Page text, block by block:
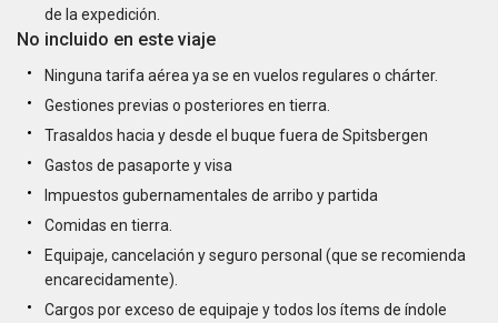
de la expedición.
No incluido en este viaje
Ninguna tarifa aérea ya se en vuelos regulares o chárter.
Gestiones previas o posteriores en tierra.
Trasaldos hacia y desde el buque fuera de Spitsbergen
Gastos de pasaporte y visa
Impuestos gubernamentales de arribo y partida
Comidas en tierra.
Equipaje, cancelación y seguro personal (que se recomienda
encarecidamente).
Cargos por exceso de equipaje y todos los ítems de índole